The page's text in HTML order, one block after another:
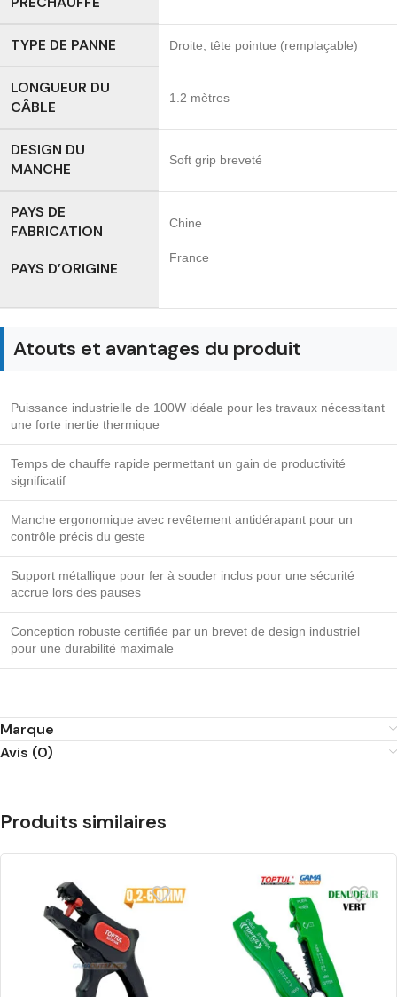
TYPE DE PANNE Droite, tête pointue (remplaçable)
LONGUEUR DU
CÂBLE
1.2 mètres
DESIGN DU
MANCHE
Soft grip breveté
PAYS DE
FABRICATION
PAYS D’ORIGINE
Chine
France
Atouts et avantages du produit
Puissance industrielle de 100W idéale pour les travaux nécessitant
une forte inertie thermique
Temps de chauffe rapide permettant un gain de productivité
significatif
Manche ergonomique avec revêtement antidérapant pour un
contrôle précis du geste
Support métallique pour fer à souder inclus pour une sécurité
accrue lors des pauses
Conception robuste certifiée par un brevet de design industriel
pour une durabilité maximale
Marque
Avis (0)
Produits similaires